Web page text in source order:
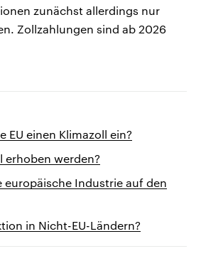
zunächst allerdings nur
Zollzahlungen sind ab 2026
EU einen Klimazoll ein?
erhoben werden?
europäische Industrie auf den
in Nicht-EU-Ländern?